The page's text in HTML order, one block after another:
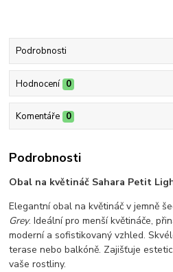
Podrobnosti
Hodnocení 0
Komentáře 0
Podrobnosti
Obal na květináč Sahara Petit
Elegantní obal na květináč v jemně
Grey. Ideální pro menší květináče,
moderní a sofistikovaný vzhled.
terase nebo balkóně. Zajišťuje
vaše rostliny.